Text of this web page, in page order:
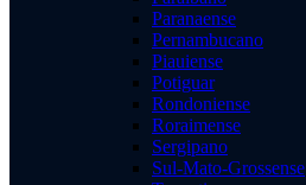
Paranaense
Pernambucano
Piauiense
Potiguar
Rondoniense
Roraimense
Sergipano
Sul-Mato-Grossense